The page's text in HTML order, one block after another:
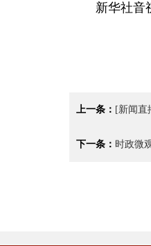
新华社音
上一条： [新闻直
下一条： 时政微